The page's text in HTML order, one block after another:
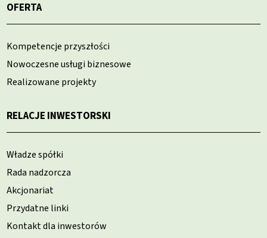
OFERTA
Kompetencje przyszłości
Nowoczesne usługi biznesowe
Realizowane projekty
RELACJE INWESTORSKI
Władze spółki
Rada nadzorcza
Akcjonariat
Przydatne linki
Kontakt dla inwestorów